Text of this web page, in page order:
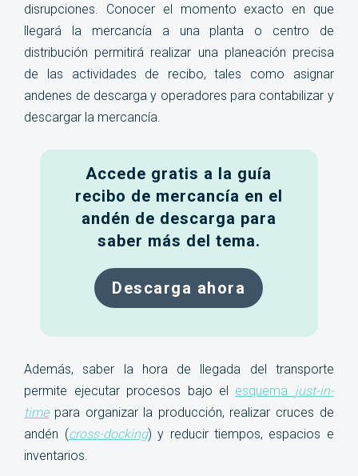
disrupciones. Conocer el momento exacto en que
llegará la mercancía a una planta o centro de
distribución permitirá realizar una planeación precisa
de las actividades de recibo, tales como asignar
andenes de descarga y operadores para contabilizar y
descargar la mercancía.
Accede gratis a la guía
recibo de mercancía en el
andén de descarga para
saber más del tema.
Descarga ahora
Además, saber la hora de llegada del transporte
permite ejecutar procesos bajo el esquema just-in-
timepara organizar la producción, realizar cruces de
andén (cross-docking) y reducir tiempos, espacios e
inventarios.